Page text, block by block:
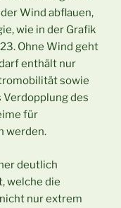
Wind abflauen,
wie in der Grafik
Ohne Wind geht
enthält nur
sowie
des
für
werden.
deutlich
welche die
nur extrem